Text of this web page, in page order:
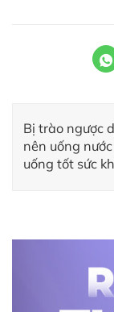
Bị trào ngược
nên uống
uống tốt sức